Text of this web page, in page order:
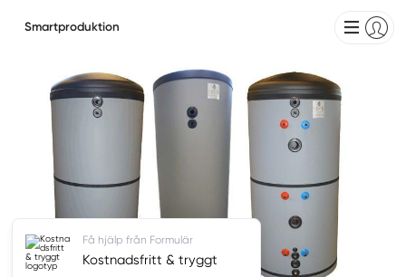
Smartproduktion
Få hjälp från Formulär
Kostnadsfritt & tryggt